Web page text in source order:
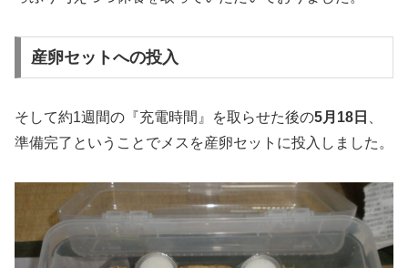
産卵セットへの投入
そして約1週間の『充電時間』を取らせた後の5月18日
準備完了ということでメスを産卵セットに投入しました。